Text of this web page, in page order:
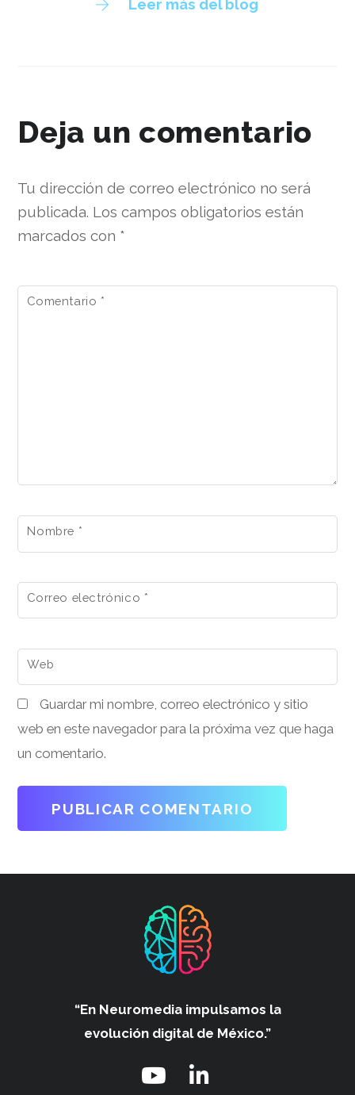
Leer más del blog
Deja un comentario
Tu dirección de correo electrónico no será
publicada. Los campos obligatorios están
marcados con *
Comentario *
Nombre *
Correo electrónico *
Web
Guardar mi nombre, correo electrónico y sitio
web en este navegador para la próxima vez que haga
un comentario.
“En Neuromedia impulsamos la
evolución digital de México.”